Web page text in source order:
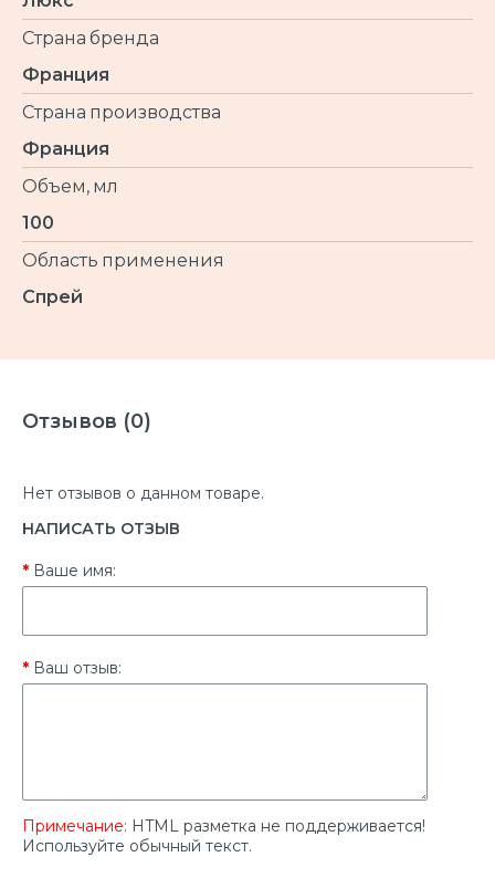
Страна бренда
Франция
Страна производства
Франция
Объем, мл
100
Область применения
Спрей
Отзывов (0)
Нет отзывов о данном товаре.
НАПИСАТЬ ОТЗЫВ
Ваше имя:
Ваш отзыв:
Примечание: HTML разметка не поддерживается!
Используйте обычный текст.